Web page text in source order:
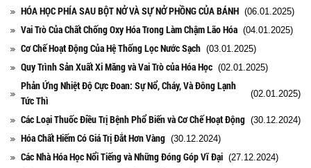
HÓA HỌC PHÍA SAU BỘT NỞ VÀ SỰ NỞ PHỒNG CỦA BÁNH (06.01.2025)
Vai Trò Của Chất Chống Oxy Hóa Trong Làm Chậm Lão Hóa (04.01.2025)
Cơ Chế Hoạt Động Của Hệ Thống Lọc Nước Sạch (03.01.2025)
Quy Trình Sản Xuất Xi Măng và Vai Trò của Hóa Học (02.01.2025)
Phản Ứng Nhiệt Độ Cực Đoan: Sự Nổ, Cháy, Và Đông Lạnh
Tức Thì
(02.01.2025)
Các Loại Thuốc Điều Trị Bệnh Phổ Biến và Cơ Chế Hoạt Động (30.12.2024)
Hóa Chất Hiếm Có Giá Trị Đắt Hơn Vàng (30.12.2024)
Các Nhà Hóa Học Nổi Tiếng và Những Đóng Góp Vĩ Đại (27.12.2024)